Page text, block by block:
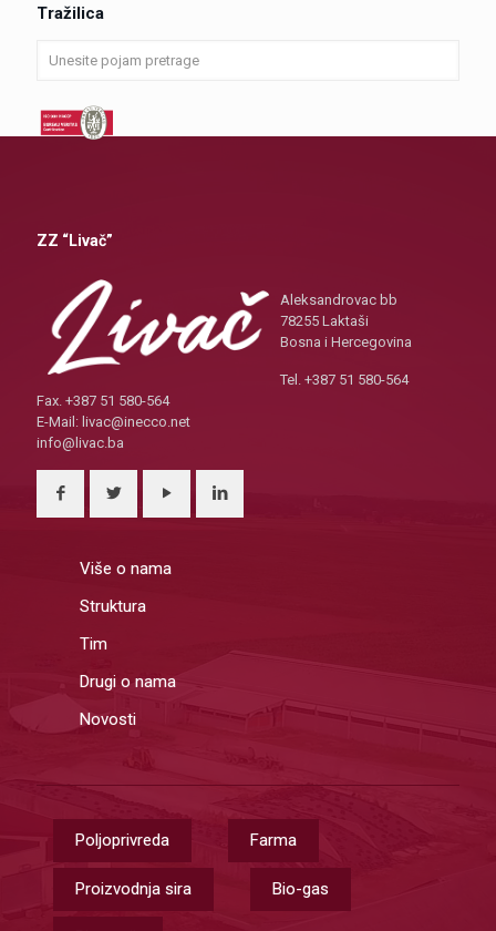
Tražilica
ZZ “Livač”
Aleksandrovac bb
78255 Laktaši
Bosna i Hercegovina
Tel. +387 51 580-564
Fax. +387 51 580-564
E-Mail: livac@inecco.net
info@livac.ba
Više o nama
Struktura
Tim
Drugi o nama
Novosti
Poljoprivreda Farma
Proizvodnja sira Bio-gas